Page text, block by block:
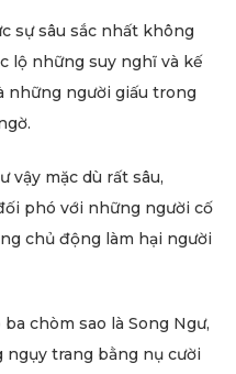
sự sâu sắc nhất không
lộ những suy nghĩ và kế
những người giấu trong
vậy mặc dù rất sâu,
phó với những người cố
chủ động làm hại người
chòm sao là Song Ngư,
ngụy trang bằng nụ cười